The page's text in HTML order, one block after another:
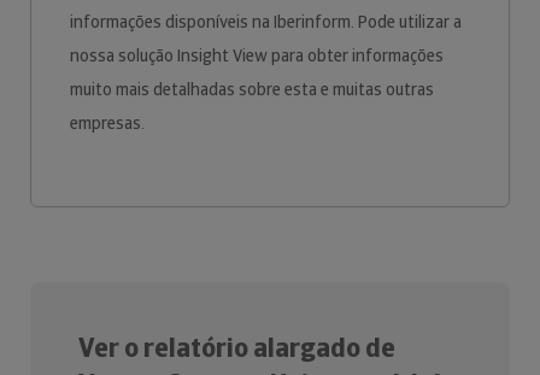
informações disponíveis na Iberinform. Pode utilizar a
nossa solução Insight View para obter informações
muito mais detalhadas sobre esta e muitas outras
empresas.
Ver o relatório alargado de